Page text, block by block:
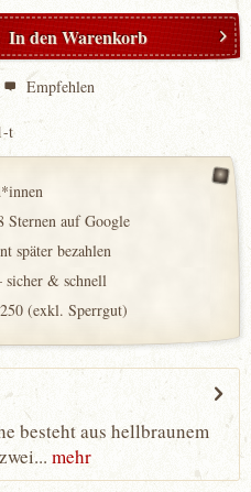
In denWarenkorb
Empfehlen
t
Sternen auf Google
später bezahlen
sicher & schnell
(exkl. Sperrgut)
besteht aus hellbraunem
mehr